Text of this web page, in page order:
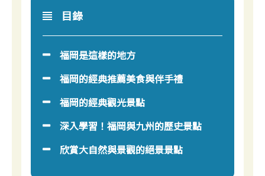
目錄
福岡是這樣的地方
福岡的經典推薦美食與伴手禮
福岡的經典觀光景點
深入學習！福岡與九州的歷史景點
欣賞大自然與景觀的絕景景點